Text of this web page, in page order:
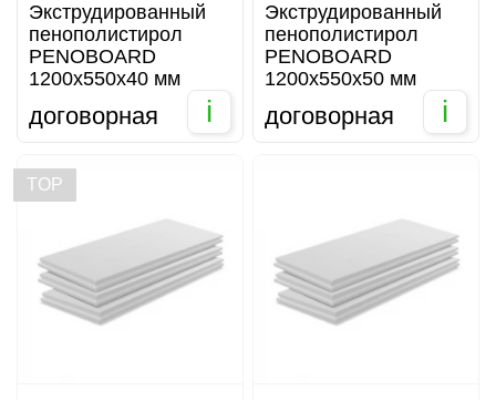
Экструдированный
пенополистирол
PENOBOARD
1200х550х40 мм
договорная i
Экструдированный
пенополистирол
PENOBOARD
1200х550х50 мм
договорная i
TOP